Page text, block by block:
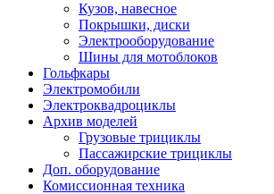
Кузов, навесное
Покрышки, диски
Электрооборудование
Шины для мотоблоков
Гольфкары
Электромобили
Электроквадроциклы
Архив моделей
Грузовые трициклы
Пассажирские трициклы
Доп. оборудование
Комиссионная техника